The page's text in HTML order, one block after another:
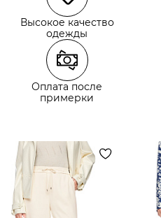
СДЭК
СДЭК
Высокое качество
одежды
Оплата после
примерки